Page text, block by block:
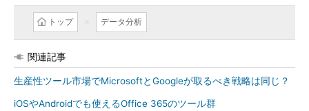
トップ データ分析
関連記事
生産性ツール市場でMicrosoftとGoogleが取るべき戦略は同じ？
iOSやAndroidでも使えるOffice 365のツール群